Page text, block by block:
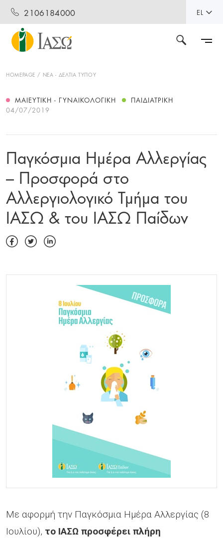
2106184000 EL
HOMEPAGE ΝΕΑ - ΔΕΛΤΙΑ ΤΥΠΟΥ
ΜΑΙΕΥΤΙΚΉ - ΓΥΝΑΙΚΟΛΟΓΙΚΉ
ΠΑΙΔΙΑΤΡΙΚΉ
04/07/2019
Παγκόσμια Ημέρα Αλλεργίας
– Προσφορά στο
Αλλεργιολογικό Τμήμα του
ΙΑΣΩ & του ΙΑΣΩ Παίδων
Με αφορμή την Παγκόσμια Ημέρα Αλλεργίας (8
Ιουλίου), το ΙΑΣΩ προσφέρει πλήρη